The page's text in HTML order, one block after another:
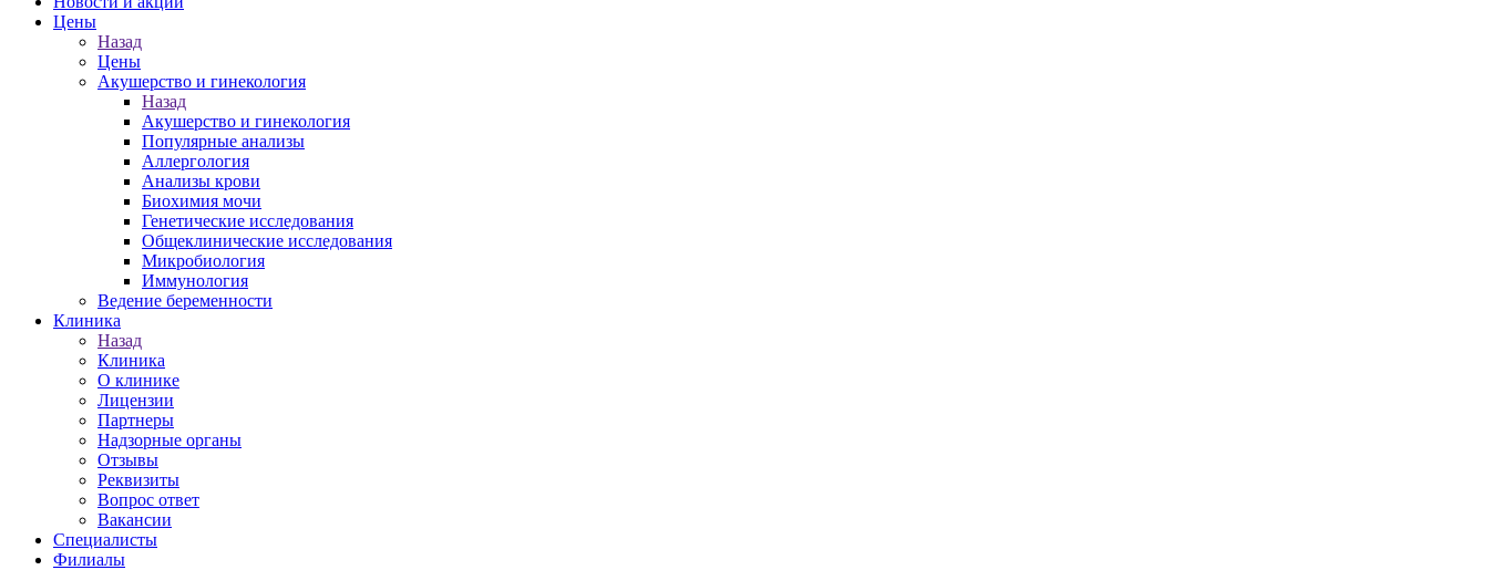
Цены
Назад
Цены
Акушерство и гинекология
Назад
Акушерство и гинекология
Популярные анализы
Аллергология
Анализы крови
Биохимия мочи
Генетические исследования
Общеклинические исследования
Микробиология
Иммунология
Ведение беременности
Клиника
Назад
Клиника
О клинике
Лицензии
Партнеры
Надзорные органы
Отзывы
Реквизиты
Вопрос ответ
Вакансии
Специалисты
Филиалы